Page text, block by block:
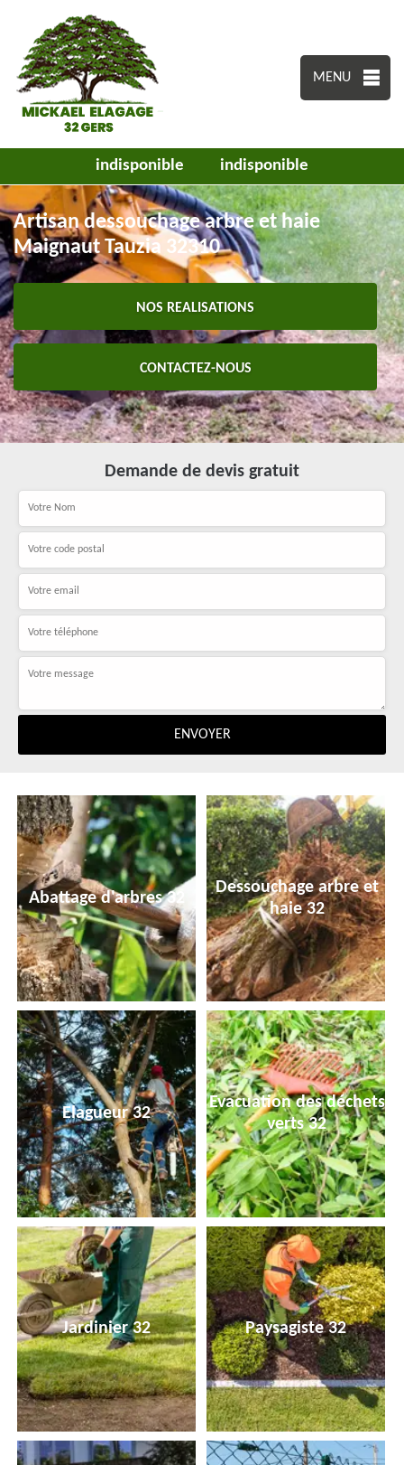
MENU
indisponible indisponible
Artisan dessouchage arbre et haie
Maignaut Tauzia 32310
NOS REALISATIONS
CONTACTEZ-NOUS
Demande de devis gratuit
Abattage d'arbres 32
Dessouchage arbre et
haie 32
Elagueur 32
Evacuation des déchets
verts 32
Jardinier 32 Paysagiste 32